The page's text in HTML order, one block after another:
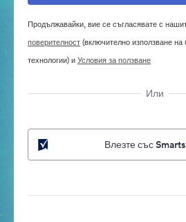
Продължавайки, вие се съгласявате с
поверителност(включително използване на
технологии) иУсловия за ползване
Или
Влезте със